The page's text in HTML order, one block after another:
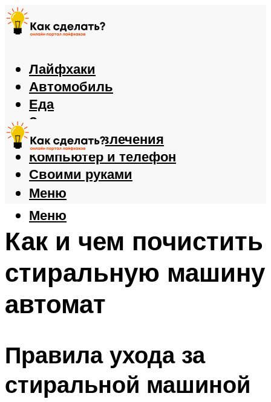
Лайфхаки
Автомобиль
Еда
Здоровье
Игры и развлечения
Компьютер и телефон
Своими руками
Меню
Меню
Как и чем почистить
стиральную машину
автомат
Правила ухода за
стиральной машиной